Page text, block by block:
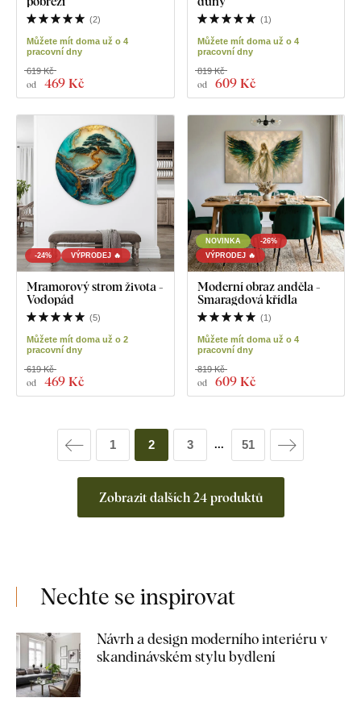
(2)
Můžete mít doma už o 4
pracovní dny
od 469 Kč
619 Kč
(1)
Můžete mít doma už o 4
pracovní dny
od 609 Kč
819 Kč
-24% VÝPRODEJ 🔥
Mramorový strom života -
Vodopád
(5)
Můžete mít doma už o 2
pracovní dny
od 469 Kč
619 Kč
NOVINKA
-26%
VÝPRODEJ 🔥
Moderní obraz anděla -
Smaragdová křídla
(1)
Můžete mít doma už o 4
pracovní dny
od 609 Kč
819 Kč
Zobrazit dalších 24 produktů
1 2 3 ... 51
Nechte se inspirovat
Návrh a design moderního interiéru v
skandinávském stylu bydlení